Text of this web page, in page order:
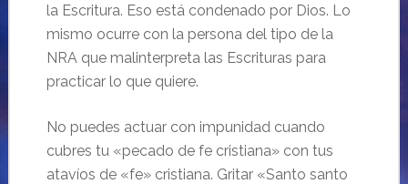
la Escritura. Eso está condenado por Dios. Lo
mismo ocurre con la persona del tipo de la
NRA que malinterpreta las Escrituras para
practicar lo que quiere.
No puedes actuar con impunidad cuando
cubres tu «pecado de fe cristiana» con tus
atavíos de «fe» cristiana. Gritar «Santo santo